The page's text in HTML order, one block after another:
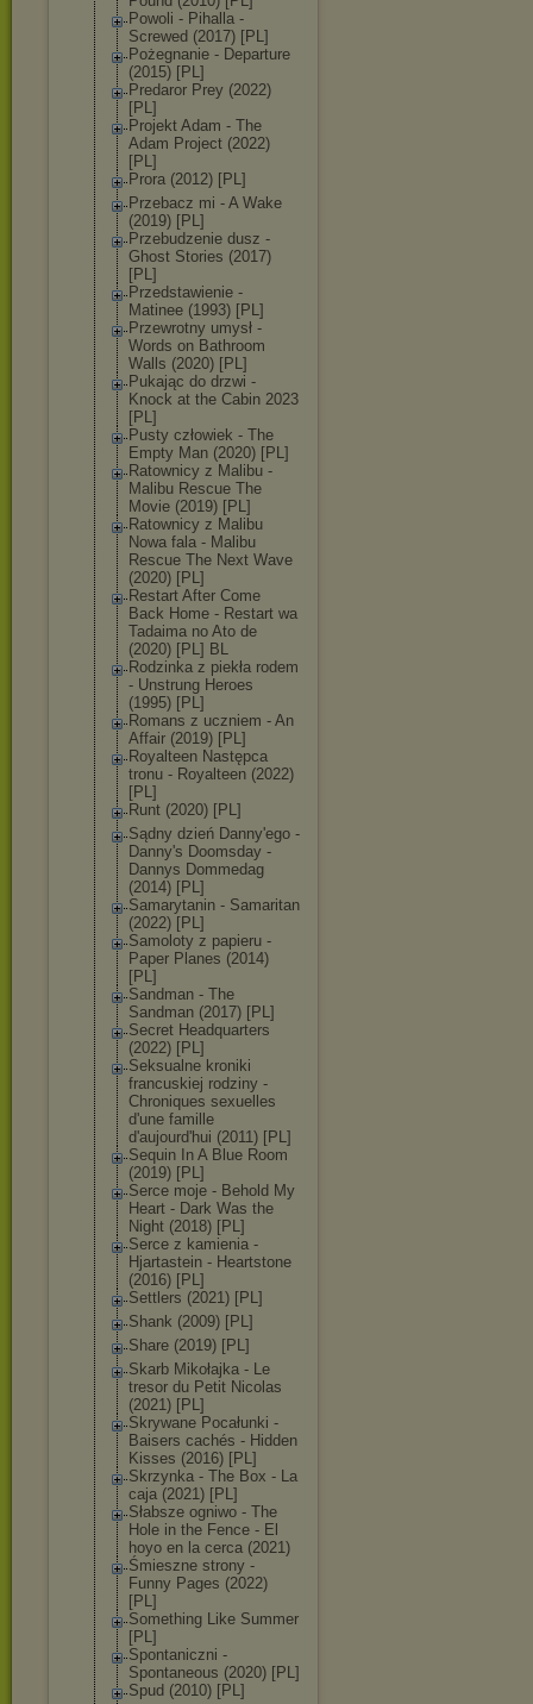
Powoli - Pihalla -
Screwed (2017) [PL]
Pożegnanie - Departure
(2015) [PL]
Predaror Prey (2022)
[PL]
Projekt Adam - The
Adam Project (2022)
[PL]
Prora (2012) [PL]
Przebacz mi - A Wake
(2019) [PL]
Przebudzenie dusz -
Ghost Stories (2017)
[PL]
Przedstawienie -
Matinee (1993) [PL]
Przewrotny umysł -
Words on Bathroom
Walls (2020) [PL]
Pukając do drzwi -
Knock at the Cabin 2023
[PL]
Pusty człowiek - The
Empty Man (2020) [PL]
Ratownicy z Malibu -
Malibu Rescue The
Movie (2019) [PL]
Ratownicy z Malibu
Nowa fala - Malibu
Rescue The Next Wave
(2020) [PL]
Restart After Come
Back Home - Restart wa
Tadaima no Ato de
(2020) [PL] BL
Rodzinka z piekła rodem
- Unstrung Heroes
(1995) [PL]
Romans z uczniem - An
Affair (2019) [PL]
Royalteen Następca
tronu - Royalteen (2022)
[PL]
Runt (2020) [PL]
Sądny dzień Danny'ego -
Danny's Doomsday -
Dannys Dommedag
(2014) [PL]
Samarytanin - Samaritan
(2022) [PL]
Samoloty z papieru -
Paper Planes (2014)
[PL]
Sandman - The
Sandman (2017) [PL]
Secret Headquarters
(2022) [PL]
Seksualne kroniki
francuskiej rodziny -
Chroniques sexuelles
d'une famille
d'aujourd'hui (2011) [PL]
Sequin In A Blue Room
(2019) [PL]
Serce moje - Behold My
Heart - Dark Was the
Night (2018) [PL]
Serce z kamienia -
Hjartastein - Heartstone
(2016) [PL]
Settlers (2021) [PL]
Shank (2009) [PL]
Share (2019) [PL]
Skarb Mikołajka - Le
tresor du Petit Nicolas
(2021) [PL]
Skrywane Pocałunki -
Baisers cachés - Hidden
Kisses (2016) [PL]
Skrzynka - The Box - La
caja (2021) [PL]
Słabsze ogniwo - The
Hole in the Fence - El
hoyo en la cerca (2021)
Śmieszne strony -
Funny Pages (2022)
[PL]
Something Like Summer
[PL]
Spontaniczni -
Spontaneous (2020) [PL]
Spud (2010) [PL]